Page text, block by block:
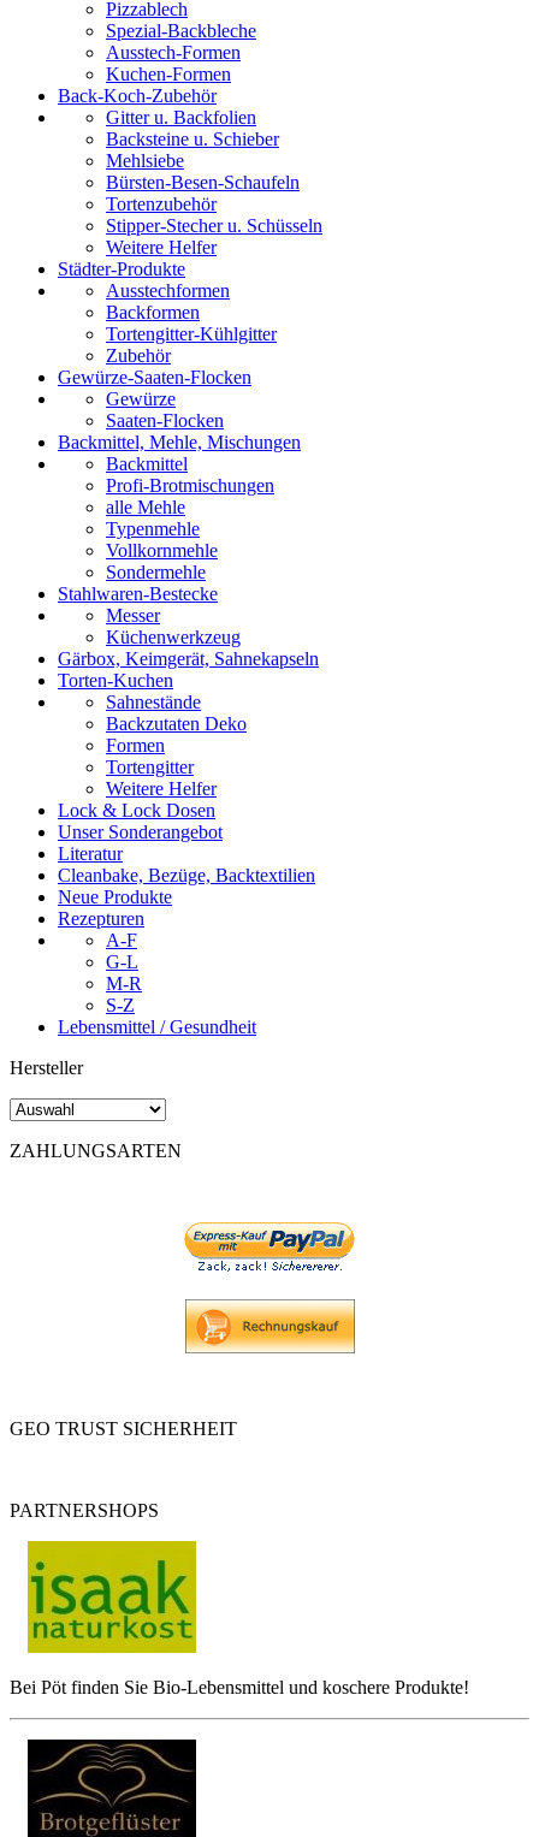
Pizzablech
Spezial-Backbleche
Ausstech-Formen
Kuchen-Formen
Back-Koch-Zubehör
Gitter u. Backfolien
Backsteine u. Schieber
Mehlsiebe
Bürsten-Besen-Schaufeln
Tortenzubehör
Stipper-Stecher u. Schüsseln
Weitere Helfer
Städter-Produkte
Ausstechformen
Backformen
Tortengitter-Kühlgitter
Zubehör
Gewürze-Saaten-Flocken
Gewürze
Saaten-Flocken
Backmittel, Mehle, Mischungen
Backmittel
Profi-Brotmischungen
alle Mehle
Typenmehle
Vollkornmehle
Sondermehle
Stahlwaren-Bestecke
Messer
Küchenwerkzeug
Gärbox, Keimgerät, Sahnekapseln
Torten-Kuchen
Sahnestände
Backzutaten Deko
Formen
Tortengitter
Weitere Helfer
Lock & Lock Dosen
Unser Sonderangebot
Literatur
Cleanbake, Bezüge, Backtextilien
Neue Produkte
Rezepturen
A-F
G-L
M-R
S-Z
Lebensmittel / Gesundheit
Hersteller
ZAHLUNGSARTEN
GEO TRUST SICHERHEIT
PARTNERSHOPS
Bei Pöt finden Sie Bio-Lebensmittel und koschere Produkte!